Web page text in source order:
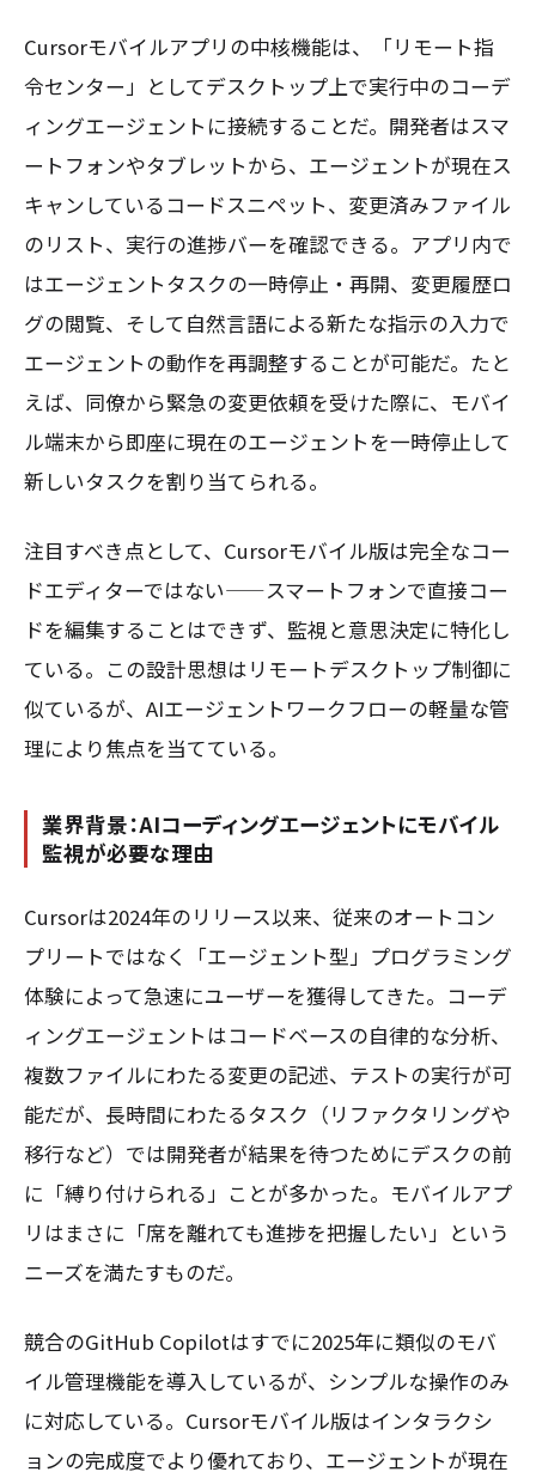
Cursorモバイルアプリの中核機能は、「リモート指
令センター」としてデスクトップ上で実行中のコーデ
ィングエージェントに接続することだ。開発者はスマ
ートフォンやタブレットから、エージェントが現在ス
キャンしているコードスニペット、変更済みファイル
のリスト、実行の進捗バーを確認できる。アプリ内で
はエージェントタスクの一時停止・再開、変更履歴ロ
グの閲覧、そして自然言語による新たな指示の入力で
エージェントの動作を再調整することが可能だ。たと
えば、同僚から緊急の変更依頼を受けた際に、モバイ
ル端末から即座に現在のエージェントを一時停止して
新しいタスクを割り当てられる。
注目すべき点として、Cursorモバイル版は完全なコー
ドエディターではない——スマートフォンで直接コー
ドを編集することはできず、監視と意思決定に特化し
ている。この設計思想はリモートデスクトップ制御に
似ているが、AIエージェントワークフローの軽量な管
理により焦点を当てている。
業界背景：AIコーディングエージェントにモバイル
監視が必要な理由
Cursorは2024年のリリース以来、従来のオートコン
プリートではなく「エージェント型」プログラミング
体験によって急速にユーザーを獲得してきた。コーデ
ィングエージェントはコードベースの自律的な分析、
複数ファイルにわたる変更の記述、テストの実行が可
能だが、長時間にわたるタスク（リファクタリングや
移行など）では開発者が結果を待つためにデスクの前
に「縛り付けられる」ことが多かった。モバイルアプ
リはまさに「席を離れても進捗を把握したい」という
ニーズを満たすものだ。
競合のGitHub Copilotはすでに2025年に類似のモバ
イル管理機能を導入しているが、シンプルな操作のみ
に対応している。Cursorモバイル版はインタラクシ
ョンの完成度でより優れており、エージェントが現在